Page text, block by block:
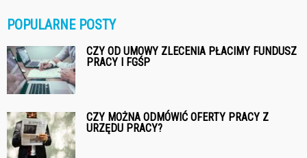
POPULARNE POSTY
CZY OD UMOWY ZLECENIA PŁACIMY FUNDUSZ
PRACY I FGŚP
CZY MOŻNA ODMÓWIĆ OFERTY PRACY Z
URZĘDU PRACY?